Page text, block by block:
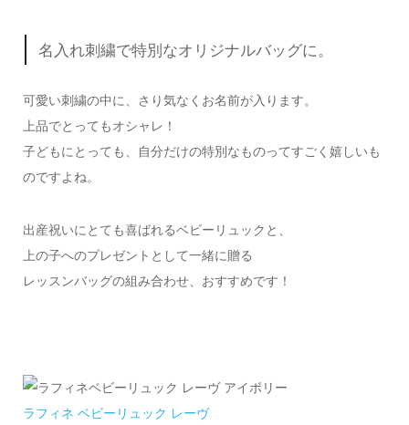
名入れ刺繍で特別なオリジナルバッグに。
可愛い刺繍の中に、さり気なくお名前が入ります。
上品でとってもオシャレ！
子どもにとっても、自分だけの特別なものってすごく嬉しいも
のですよね。
出産祝いにとても喜ばれるベビーリュックと、
上の子へのプレゼントとして一緒に贈る
レッスンバッグの組み合わせ、おすすめです！
ラフィネ ベビーリュック レーヴ